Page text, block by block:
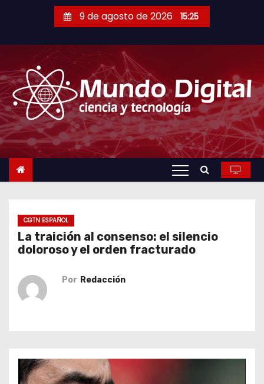
a
r
a
l
c
o
9 de agosto de 2026 15:25
CGTN ESPAÑOL
La traición al consenso: el silencio
doloroso y el orden fracturado
Por Redacción